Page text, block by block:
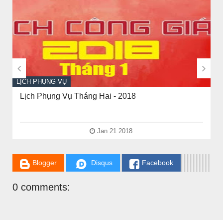
LỊCH PHỤNG VỤ
Lịch Phụng Vụ Tháng Hai - 2018
Jan 21 2018
 
Blogger Disqus Facebook
0 comments:
CHUYỆN Ý NGHĨA
NGƯỜI GIÀU THỰC SỰ